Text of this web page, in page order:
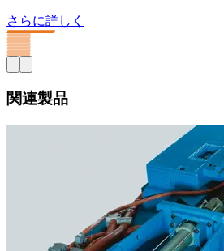
さらに詳しく
関連製品